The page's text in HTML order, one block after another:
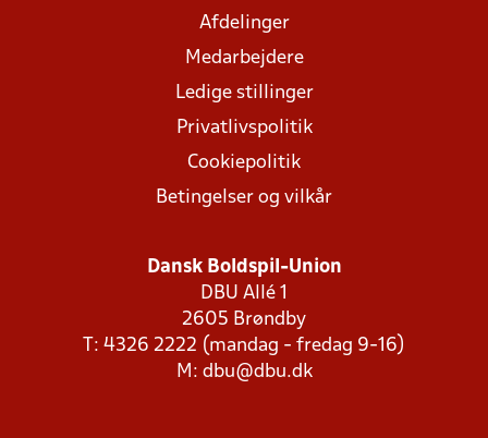
Afdelinger
Medarbejdere
Ledige stillinger
Privatlivspolitik
Cookiepolitik
Betingelser og vilkår
Dansk Boldspil-Union
DBU Allé 1
2605 Brøndby
T: 4326 2222 (mandag - fredag 9-16)
M: dbu@dbu.dk